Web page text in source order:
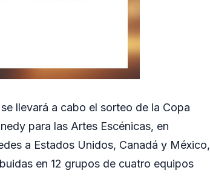
llevará a cabo el sorteo de la Copa
para las Artes Escénicas, en
a Estados Unidos, Canadá y México,
en 12 grupos de cuatro equipos